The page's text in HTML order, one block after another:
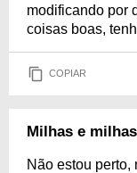
modificando por
coisas boas,
COPIAR
Milhas e
Não estou perto,